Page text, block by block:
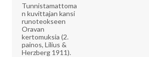
Tunnistamattoma
n kuvittajan kansi
runoteokseen
Oravan
kertomuksia (2.
painos, Lilius &
Herzberg 1911).